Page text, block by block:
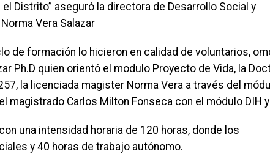
Distrito” aseguró la directora de Desarrollo Social y
Vera Salazar
de formación lo hicieron en calidad de voluntarios,
Ph.D quien orientó el modulo Proyecto de Vida, la
la licenciada magister Norma Vera a través del
magistrado Carlos Milton Fonseca con el módulo DIH y
una intensidad horaria de 120 horas, donde los
y 40 horas de trabajo autónomo.